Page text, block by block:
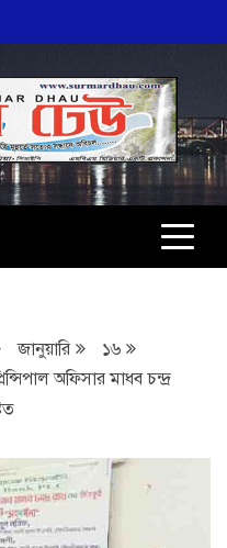
অবিচল…
জানুয়ারি
১৬
অফিসার মাধব চন্দ্র